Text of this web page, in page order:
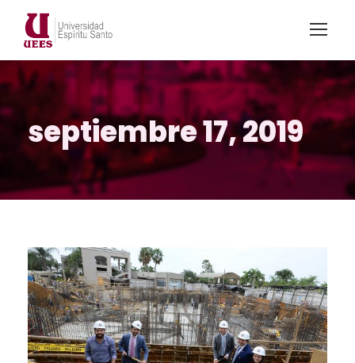
septiembre 17, 2019